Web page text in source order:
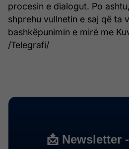
procesin e dialogut. Po
shprehu vullnetin e saj që ta
bashkëpunimin e mirë me
/Telegrafi/